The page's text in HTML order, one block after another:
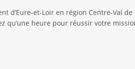
d’Eure-et-Loir en région Centre-Val de
qu’une heure pour réussir votre